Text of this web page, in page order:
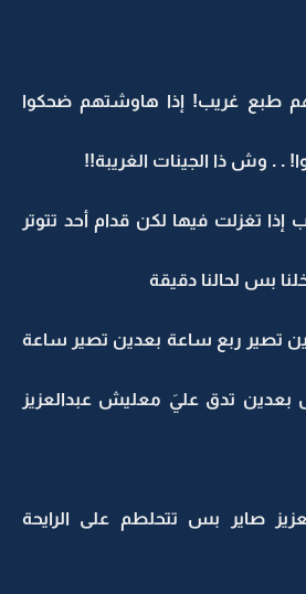
طبع غريب! إذا هاوشتهم ضحكوا
. . وش ذا الجينات الغريبة!!
تغزلت فيها لكن قدام أحد تتوتر
بس لحالنا دقيقة
تصير ربع ساعة بعدين تصير ساعة
بعدين تدق عليَ معليش عبدالعزيز
صاير بس تتحلطم على الرايحة